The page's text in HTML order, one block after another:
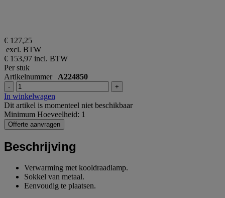
€ 127,25
excl. BTW
€ 153,97 incl. BTW
Per stuk
Artikelnummer A224850
- +
In winkelwagen
Dit artikel is momenteel niet beschikbaar
Minimum Hoeveelheid: 1
Offerte aanvragen
Beschrijving
Verwarming met kooldraadlamp.
Sokkel van metaal.
Eenvoudig te plaatsen.